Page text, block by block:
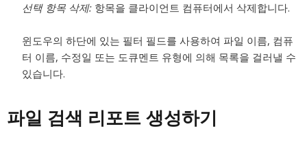
선택 항목 삭제: 항목을 클라이언트 컴퓨터에서 삭제합니다.
윈도우의 하단에 있는 필터 필드를 사용하여 파일 이름, 컴퓨
터 이름, 수정일 또는 도큐멘트 유형에 의해 목록을 걸러낼 수
있습니다.
파일 검색 리포트 생성하기